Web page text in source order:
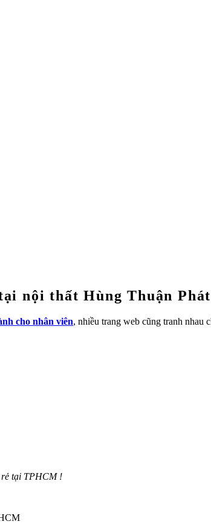
nội thất Hùng Thuận Phát
cho nhân viên, nhiều trang web cũng tranh nhau
rẻ tại TPHCM !